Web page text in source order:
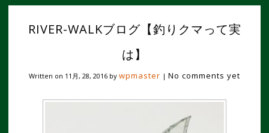
RIVER-WALKブログ【釣りクマって実
は】
Written on 11月, 28, 2016 by wpmaster | No comments yet